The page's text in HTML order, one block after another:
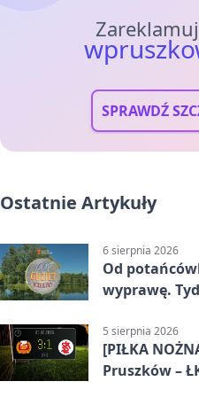
SPRAWDŹ
Ostatnie Artykuły
6 sierpnia 2026
Od
wyprawę.
5 sierpnia 2026
[PIŁKA
Pruszków –